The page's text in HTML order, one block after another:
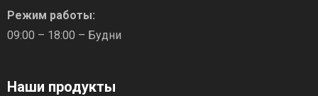
Режим работы:
09:00 – 18:00 – Будни
Наши продукты